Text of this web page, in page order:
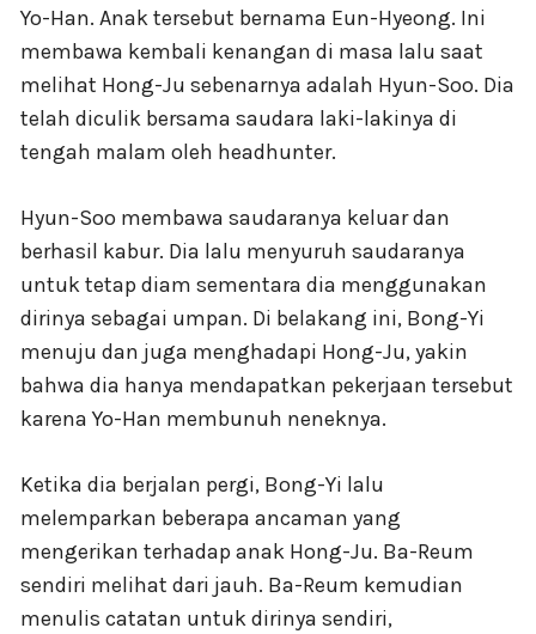
Yo-Han. Anak tersebut bernama Eun-Hyeong. Ini
membawa kembali kenangan di masa lalu saat
melihat Hong-Ju sebenarnya adalah Hyun-Soo. Dia
telah diculik bersama saudara laki-lakinya di
tengah malam oleh headhunter.
Hyun-Soo membawa saudaranya keluar dan
berhasil kabur. Dia lalu menyuruh saudaranya
untuk tetap diam sementara dia menggunakan
dirinya sebagai umpan. Di belakang ini, Bong-Yi
menuju dan juga menghadapi Hong-Ju, yakin
bahwa dia hanya mendapatkan pekerjaan tersebut
karena Yo-Han membunuh neneknya.
Ketika dia berjalan pergi, Bong-Yi lalu
melemparkan beberapa ancaman yang
mengerikan terhadap anak Hong-Ju. Ba-Reum
sendiri melihat dari jauh. Ba-Reum kemudian
menulis catatan untuk dirinya sendiri,